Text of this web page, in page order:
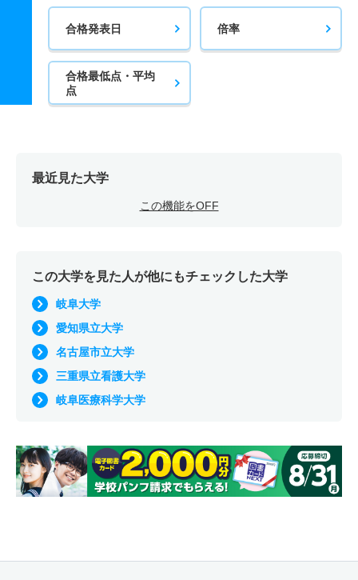
合格発表日 倍率
合格最低点・平均
点
最近見た大学
この機能をOFF
この大学を見た人が他にもチェックした大学
岐阜大学
愛知県立大学
名古屋市立大学
三重県立看護大学
岐阜医療科学大学